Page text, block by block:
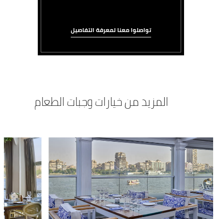
تواصلوا معنا لمعرفة التفاصيل
المزيد من خيارات وجبات الطعام